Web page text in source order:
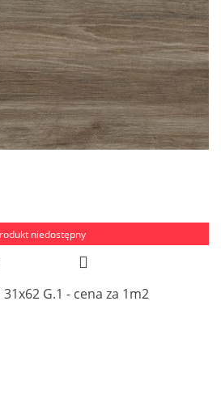
niedostępny
G.1 - cena za 1m2